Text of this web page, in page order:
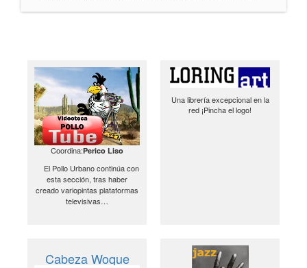
Coordina:Perico Liso
El Pollo Urbano continúa con
esta sección, tras haber
creado variopintas plataformas
televisivas…
Una librería excepcional en la
red ¡Pincha el logo!
Cabeza Woque